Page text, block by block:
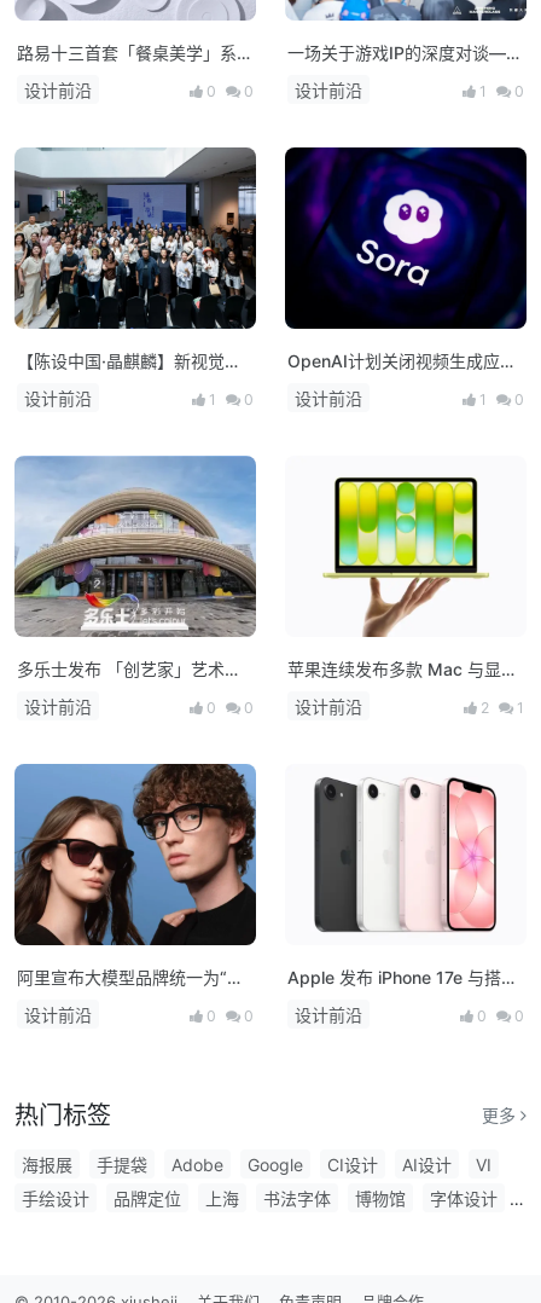
路易十三首套「餐桌美学」系列
正式揭晓
设计前沿 0 0
一场关于游戏IP的深度对谈——
朱峰大师课·次世代预研会在上
海举办
设计前沿 1 0
【陈设中国·晶麒麟】新视觉亮
相 布局未来人居新生态
设计前沿 1 0
OpenAI计划关闭视频生成应用
Sora，上线仅约15个月
设计前沿 1 0
多乐士发布 「创艺家」艺术
漆，开启中国家居美学新篇章！
设计前沿 0 0
苹果连续发布多款 Mac 与显示
器新品：M5 系列芯片登场，
MacBook 产品线全面升级
设计前沿 2 1
阿里宣布大模型品牌统一为“千
问”，并发布首款AI硬件产品千
问AI眼镜
设计前沿 0 0
Apple 发布 iPhone 17e 与搭载
M4 芯片的 iPad Air，多款新品
将亮相！
设计前沿 0 0
热门标签 更多
海报展 手提袋 Adobe Google CI设计 AI设计
VI
手绘设计
品牌定位 上海 书法字体 博物馆
字体设计